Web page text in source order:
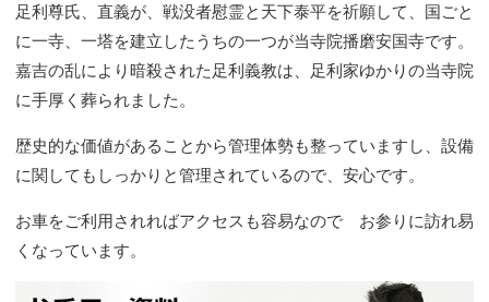
足利尊氏、直義が、戦没者慰霊と天下泰平を祈願して、国ごと
に一寺、一塔を建立したうちの一つが当寺院播磨安国寺です。
嘉吉の乱により暗殺された足利義教は、足利家ゆかりの当寺院
に手厚く葬られました。
歴史的な価値があることから管理体勢も整っていますし、設備
に関してもしっかりと管理されているので、安心です。
お車をご利用されればアクセスも容易なので お参りに訪れ易
くなっています。